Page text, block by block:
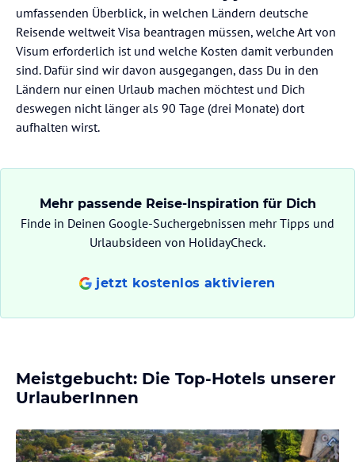
umfassenden Überblick, in welchen Ländern deutsche
Reisende weltweit Visa beantragen müssen, welche Art von
Visum erforderlich ist und welche Kosten damit verbunden
sind. Dafür sind wir davon ausgegangen, dass Du in den
Ländern nur einen Urlaub machen möchtest und Dich
deswegen nicht länger als 90 Tage (drei Monate) dort
aufhalten wirst.
Mehr passende Reise-Inspiration für Dich
Finde in Deinen Google-Suchergebnissen mehr Tipps und
Urlaubsideen von HolidayCheck.
jetzt kostenlos aktivieren
Meistgebucht: Die Top-Hotels unserer
UrlauberInnen